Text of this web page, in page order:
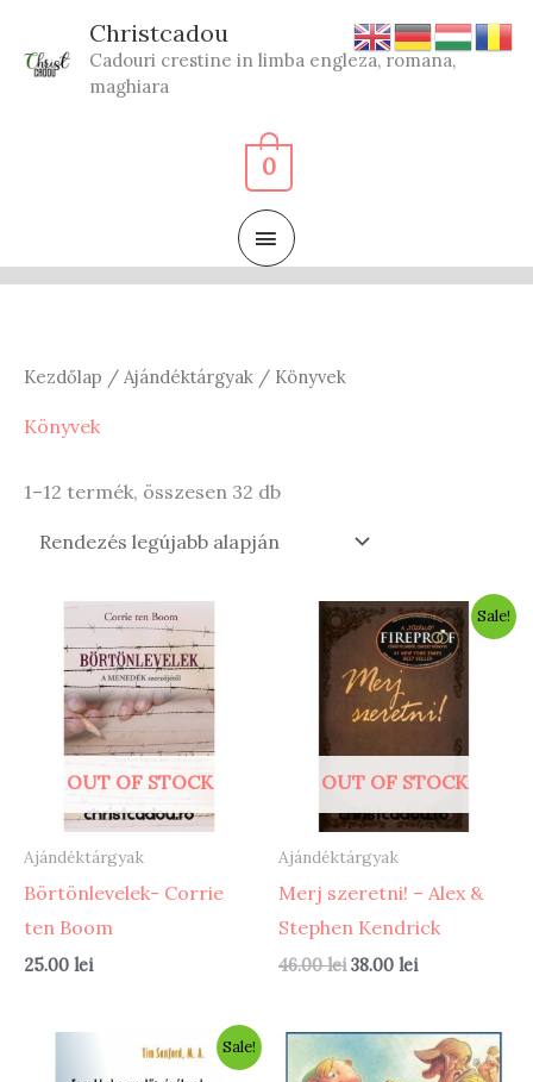
content
Christcadou
Cadouri crestine in limba engleza, romana,
maghiara
MAIN
MENU
0
Kezdőlap / Ajándéktárgyak / Könyvek
Könyvek
1–12 termék, összesen 32 dbSorted
OUT OF STOCK
Ajándéktárgyak
Börtönlevelek- Corrie
ten Boom
25.00 lei
Sale!
OUT OF STOCK
Ajándéktárgyak
Merj szeretni! – Alex &
Stephen Kendrick
46.00lei Original
46.00 lei.
38.00 leiCurrent
38.00 lei.
Sale!